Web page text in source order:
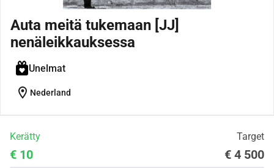
Auta meitä tukemaan [JJ]
nenäleikkauksessa
Unelmat
location_on Nederland
Kerätty Target
€ 10 € 4 500